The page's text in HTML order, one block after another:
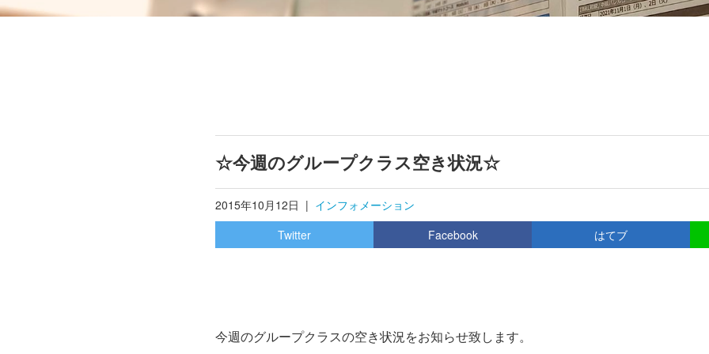
☆今週のグループクラス空き状況☆
2015年10月12日 | インフォメーション
Twitter
Facebook はてブ
今週のグループクラスの空き状況をお知らせ致します。